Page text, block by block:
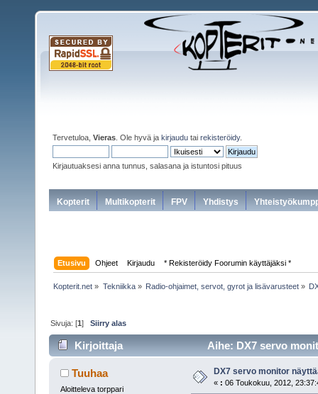
Tervetuloa, Vieras . Ole hyvä ja kirjaudu tai rekisteröidy.
Kirjautuaksesi anna tunnus, salasana ja istuntosi pituus
Kopterit Multikopterit FPV Yhdistys
Etusivu Ohjeet Kirjaudu * Rekisteröidy Foorumin käyttäjäksi *
Kopterit.net » Tekniikka» Radio-ohjaimet, servot, gyrot ja lisävarusteet»
Sivuja: [1]Siirry alas
Kirjoittaja Aihe: DX7 servo
Tuuhaa
Aloitteleva torppari
DX7 servo monitor
« : 06 Toukokuu, 2012,